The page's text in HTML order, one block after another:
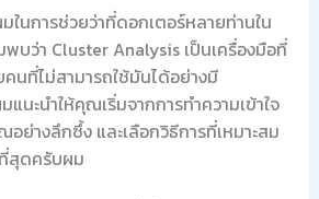
ในการช่วยว่าที่ดอกเตอร์หลายท่านใน
บว่า Cluster Analysis เป็นเครื่องมือที่
นที่ไม่สามารถใช้มันได้อย่างมี
นะนำให้คุณเริ่มจากการทำความเข้าใจ
ย่างลึกซึ้ง และเลือกวิธีการที่เหมาะสม
สุดครับผม